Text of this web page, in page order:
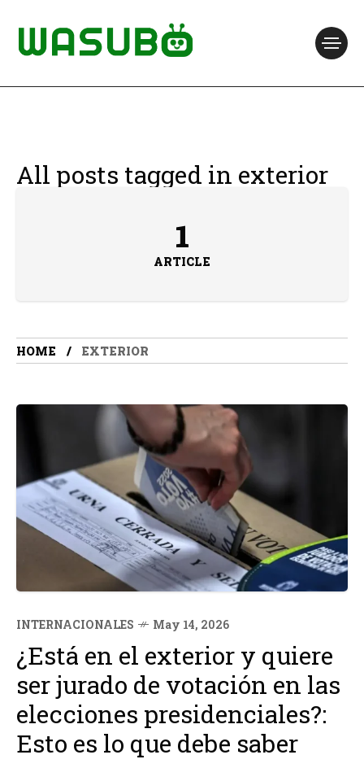
All posts tagged in exterior
1
ARTICLE
HOME EXTERIOR
INTERNACIONALES May 14, 2026
¿Está en el exterior y quiere
ser jurado de votación en las
elecciones presidenciales?:
Esto es lo que debe saber